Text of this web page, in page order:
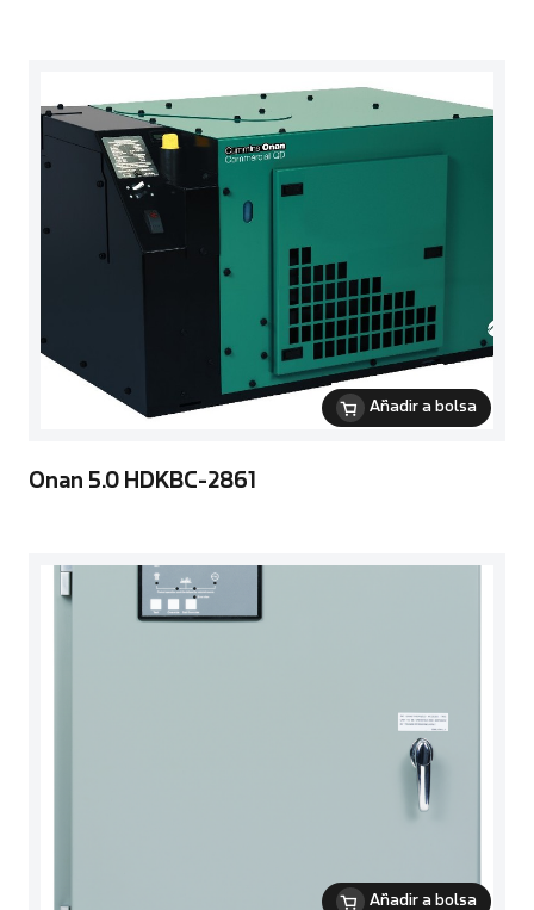
Añadir a bolsa
Onan 5.0 HDKBC-2861
Añadir a bolsa